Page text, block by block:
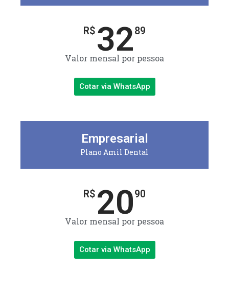
R$ 3289
Valor mensal por pessoa
Cotar via WhatsApp
Empresarial
Plano Amil Dental
R$ 2090
Valor mensal por pessoa
Cotar via WhatsApp